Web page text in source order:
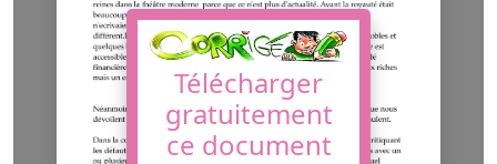
Télécharger
gratuitement
ce document